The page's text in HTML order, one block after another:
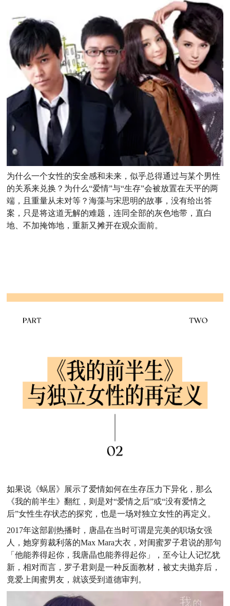
为什么一个女性的安全感和未来，似乎总得通过与某个男性
的关系来兑换？为什么“爱情”与“生存”会被放置在天平的两
端，且重量从未对等？海藻与宋思明的故事，没有给出答
案，只是将这道无解的难题，连同全部的灰色地带，直白
地、不加掩饰地，重新又摊开在观众面前。
如果说《蜗居》展示了爱情如何在生存压力下异化，那么
《我的前半生》翻红，则是对“爱情之后”或“没有爱情之
后”女性生存状态的探究，也是一场对独立女性的再定义。
2017年这部剧热播时，唐晶在当时可谓是完美的职场女强
人，她穿剪裁利落的Max Mara大衣，对闺蜜罗子君说的那句
「他能养得起你，我唐晶也能养得起你」，至今让人记忆犹
新，相对而言，罗子君则是一种反面教材，被丈夫抛弃后，
竟爱上闺蜜男友，就该受到道德审判。